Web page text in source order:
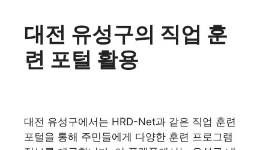
대전 유성구의 직업 훈
련 포털 활용
대전 유성구에서는 HRD-Net과 같은 직업 훈련
포털을 통해 주민들에게 다양한 훈련 프로그램